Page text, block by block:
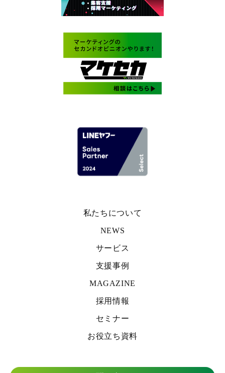
私たちについて
NEWS
サービス
支援事例
MAGAZINE
採用情報
セミナー
お役立ち資料